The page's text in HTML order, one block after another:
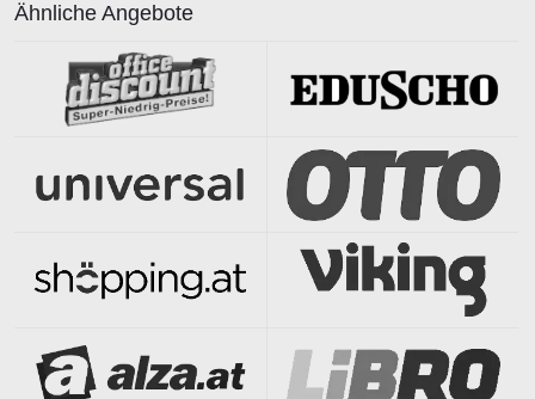
Ähnliche Angebote